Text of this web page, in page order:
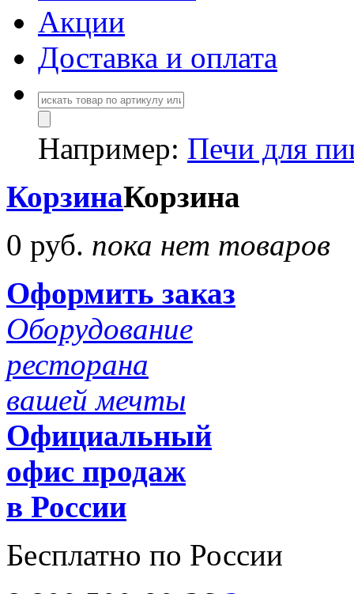
Акции
Доставка и оплата
Например: Печи для
КорзинаКорзина
0 руб. пока нет товаров
Оформить заказ
Оборудование
ресторана
вашей мечты
Официальный
офис продаж
в России
Бесплатно по России